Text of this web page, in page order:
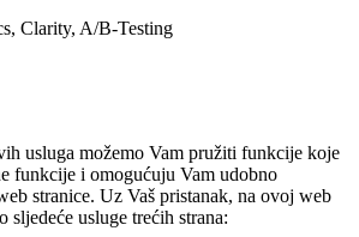
Clarity, A/B-Testing
usluga možemo Vam pružiti funkcije koje
funkcije i omogućuju Vam udobno
stranice. Uz Vaš pristanak, na ovoj web
sljedeće usluge trećih strana: